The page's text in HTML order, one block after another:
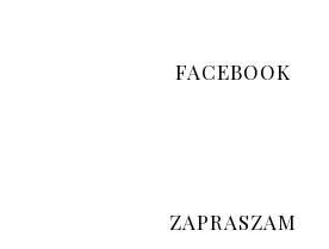
FACEBOOK
ZAPRASZAM